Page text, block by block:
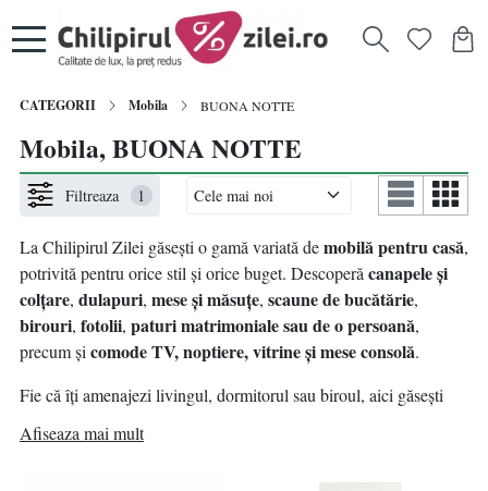
CATEGORII Mobila BUONA NOTTE
Mobila, BUONA NOTTE
Filtreaza 1
La Chilipirul Zilei găsești o gamă variată demobilă pentru casă,
potrivită pentru orice stil și orice buget. Descoperă canapele și
colțare, dulapuri, mese și măsuțe, scaune de bucătărie,
birouri, fotolii, paturi matrimoniale sau de o persoană,
precum și comode TV, noptiere, vitrine și mese consolă.
Fie că îți amenajezi livingul, dormitorul sau biroul, aici găsești
mobilier modern, practic și accesibil
chilipir. Alege piesele care se potrivesc locuinței tale și
Afiseaza mai mult